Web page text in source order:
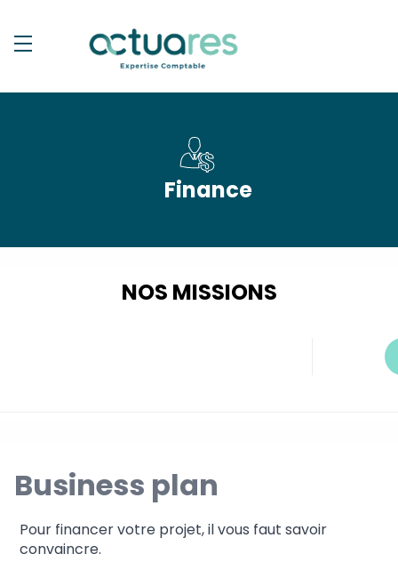
Finance
NOS MISSIONS
Business plan
Pour financer votre projet, il vous faut savoir
convaincre.